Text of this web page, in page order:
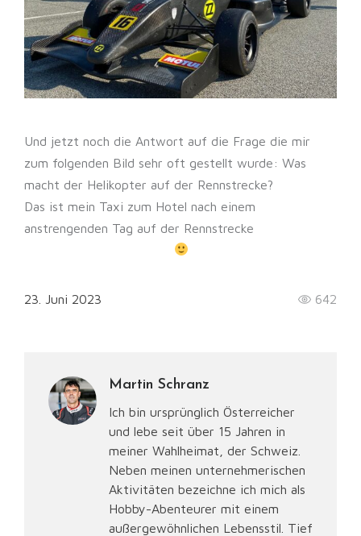
Und jetzt noch die Antwort auf die Frage die mir
zum folgenden Bild sehr oft gestellt wurde: Was
macht der Helikopter auf der Rennstrecke?
Das ist mein Taxi zum Hotel nach einem
anstrengenden Tag auf der Rennstrecke
23. Juni 2023 642
Martin Schranz
Ich bin ursprünglich Österreicher
und lebe seit über 15 Jahren in
meiner Wahlheimat, der Schweiz.
Neben meinen unternehmerischen
Aktivitäten bezeichne ich mich als
Hobby-Abenteurer mit einem
außergewöhnlichen Lebensstil. Tief